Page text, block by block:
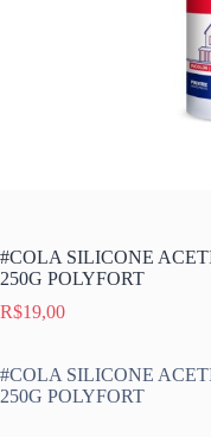
#COLA SILICONE
250G POLYFORT
R$19,00
#COLA SILICONE
250G POLYFORT